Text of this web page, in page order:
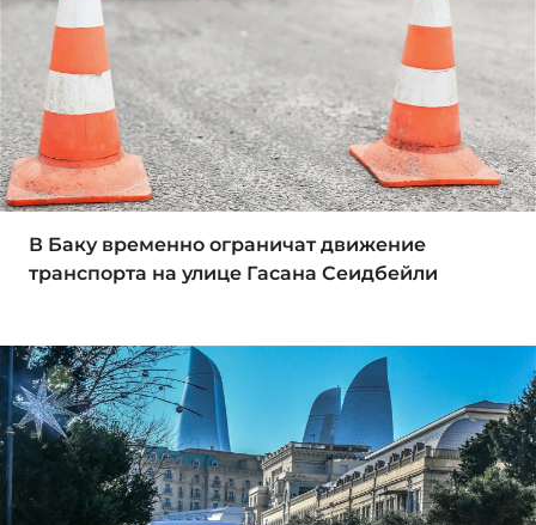
В Баку временно ограничат движение
транспорта на улице Гасана Сеидбейли